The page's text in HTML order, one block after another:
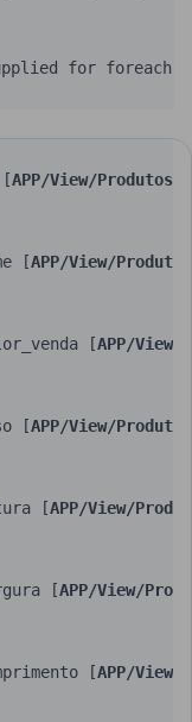
for
[APP/View/
[APP/View/
[APP/
[APP/View/
[APP/View/
[APP/View/
[APP/